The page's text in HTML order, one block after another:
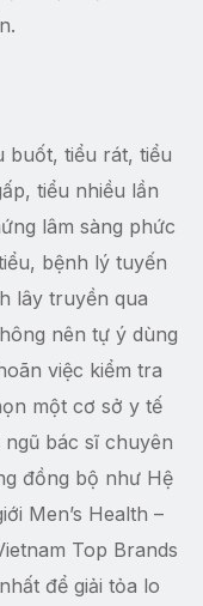
buốt, tiểu rát, tiểu
tiểu nhiều lần
lâm sàng phức
bệnh lý tuyến
lây truyền qua
nên tự ý dùng
việc kiểm tra
một cơ sở y tế
bác sĩ chuyên
đồng bộ như Hệ
Men’s Health –
Top Brands
để giải tỏa lo